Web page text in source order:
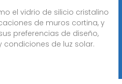
el vidrio de silicio cristalino
de muros cortina, y
preferencias de diseño,
de luz solar.